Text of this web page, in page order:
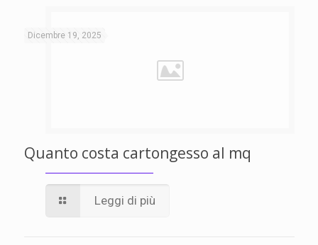
Dicembre 19, 2025
Quanto costa cartongesso al mq
Leggi di più